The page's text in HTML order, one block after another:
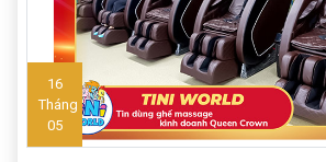
16
Tháng
05